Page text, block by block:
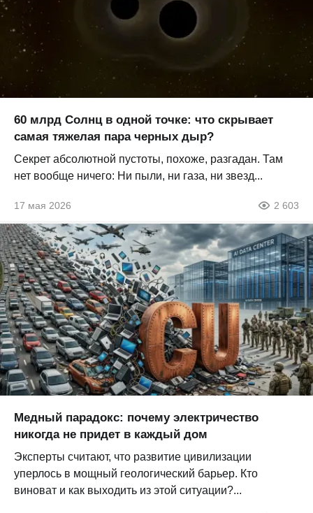
60 млрд Солнц в одной точке: что скрывает
самая тяжелая пара черных дыр?
Секрет абсолютной пустоты, похоже, разгадан. Там
нет вообще ничего: Ни пыли, ни газа, ни звезд...
17 мая 2026 2 603
Медный парадокс: почему электричество
никогда не придет в каждый дом
Эксперты считают, что развитие цивилизации
уперлось в мощный геологический барьер. Кто
виноват и как выходить из этой ситуации?...